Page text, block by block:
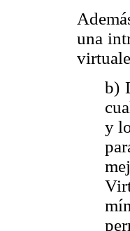
una
b)
y